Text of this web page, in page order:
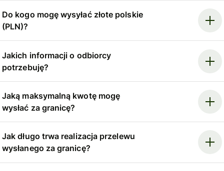
Do kogo mogę wysyłać złote polskie
(PLN)?
Jakich informacji o odbiorcy
potrzebuję?
Jaką maksymalną kwotę mogę
wysłać za granicę?
Jak długo trwa realizacja przelewu
wysłanego za granicę?